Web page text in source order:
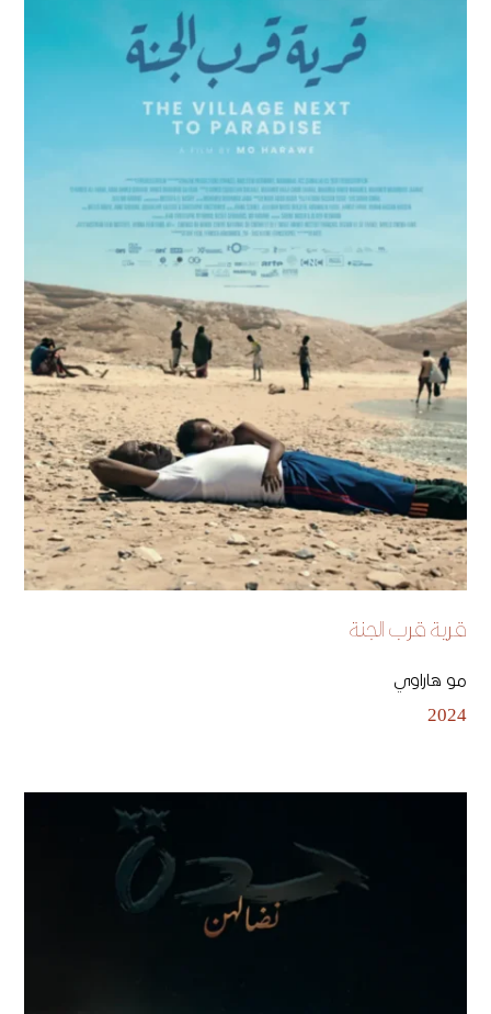
قرية قرب الجنة
مو هاراوي
2024